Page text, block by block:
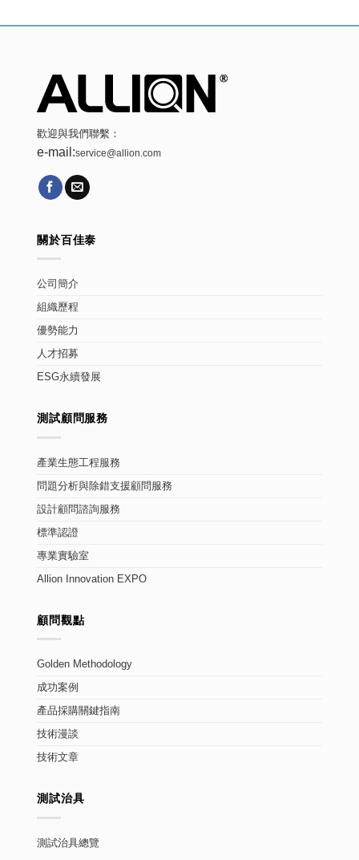
歡迎與我們聯繫：
e-mail:service@allion.com
關於百佳泰
公司簡介
組織歷程
優勢能力
人才招募
ESG永續發展
測試顧問服務
產業生態工程服務
問題分析與除錯支援顧問服務
設計顧問諮詢服務
標準認證
專業實驗室
Allion Innovation EXPO
顧問觀點
Golden Methodology
成功案例
產品採購關鍵指南
技術漫談
技術文章
測試治具
測試治具總覽